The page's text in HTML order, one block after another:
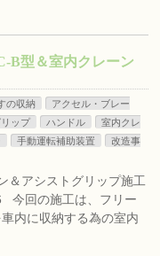
B型＆室内クレーン
の収納
アクセル・ブレー
ップ ハンドル
室内クレ
手動運転補助装置
改造事
＆アシストグリップ施工
回の施工は、フリー
内に収納する為の室内